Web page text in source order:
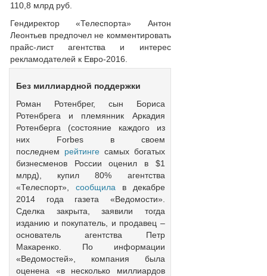
110,8 млрд руб.
Гендиректор «Телеспорта» Антон
Леонтьев предпочел не комментировать
прайс-лист агентства и интерес
рекламодателей к Евро-2016.
Без миллиардной поддержки
Роман Ротенбрег, сын Бориса
Ротенбрега и племянник Аркадия
Ротенберга (состояние каждого из
них Forbes в своем
последнем рейтингесамых богатых
бизнесменов России оценил в $1
млрд), купил 80% агентства
«Телеспорт», сообщила в декабре
2014 года газета «Ведомости».
Сделка закрыта, заявили тогда
изданию и покупатель, и продавец –
основатель агентства Петр
Макаренко. По информации
«Ведомостей», компания была
оценена «в несколько миллиардов